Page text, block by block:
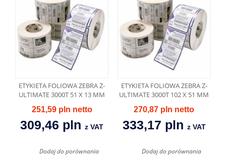
ETYKIETA FOLIOWA ZEBRA Z-
ULTIMATE 3000T 51 X 13 MM
251,59 pln
309,46 plnz VAT
Dodaj do porównania
ETYKIETA FOLIOWA ZEBRA Z-
ULTIMATE 3000T 102 X 51 MM
270,87 pln
333,17 pln z VAT
Dodaj do porównania